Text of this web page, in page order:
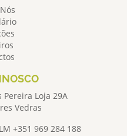
Pereira Loja 29A
Vedras
+351 969 284 188